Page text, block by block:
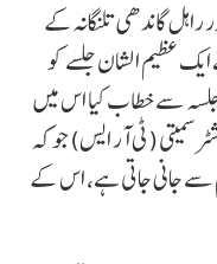
گاندھی تلنگانہ کے
عظیم الشان جلسے کو
سے خطاب کیا اس میں
سمیتی (ٹی آر ایس) جو کہ
سے جانی جاتی ہے، اس کے